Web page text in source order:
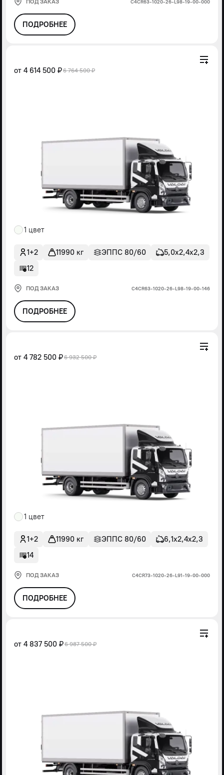
ПОД ЗАКАЗ С4СR63-1020-26-L98-19-00-000
ПОДРОБНЕЕ
от 4 614 500 ₽6 764 500 ₽
1 цвет
1+2 11990 кг ЭППС 80/60
5,0х2,4х2,3
12
ПОД ЗАКАЗ С4СR63-1020-26-L98-19-00-146
ПОДРОБНЕЕ
от 4 782 500 ₽6 932 500 ₽
1 цвет
1+2 11990 кг ЭППС 80/60
6,1х2,4х2,3
14
ПОД ЗАКАЗ С4СR73-1020-26-L91-19-00-000
ПОДРОБНЕЕ
от 4 837 500 ₽6 987 500 ₽